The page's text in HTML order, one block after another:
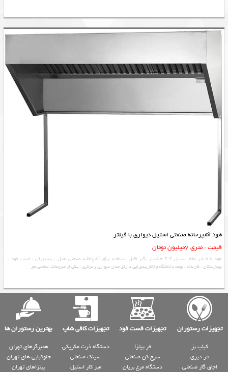
هود آشپزخانه صنعتی استیل دیواری با فیلتر
قیمت : متری 7میلیون تومان
هود با فیلتر تمام استیل ۳۰۴ خشدار نگیر قابل استفاده برای آشپزخانه صنعتی هتل ، رستوران ، فست فود ،
بیمارستان ، کارخانه ، بوفه دانشگاه و تالار‌ پذیرایی دارای مدل دیواری و مرکزی ، یکی از ملزومات اساسی هر
تجهیزات رستوران تجهیزات فست فود تجهیزات کافی شاپ بهترین رستوران ها
کباب پز
فر دیزی
اجاق گاز صنعتی
فر پیتزا
سرخ کن صنعتی
دستگاه مرغ بریان
دستگاه ذرت مکزیکی
سینک صنعتی
میز کار استیل
همبرگرهای تهران
چلوکبابی های تهران
پیتزاهای تهران